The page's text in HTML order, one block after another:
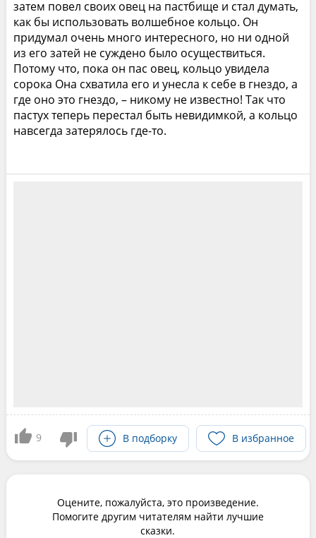
затем повел своих овец на пастбище и стал думать,
как бы использовать волшебное кольцо. Он
придумал очень много интересного, но ни одной
из его затей не суждено было осуществиться.
Потому что, пока он пас овец, кольцо увидела
сорока Она схватила его и унесла к себе в гнездо, а
где оно это гнездо, – никому не известно! Так что
пастух теперь перестал быть невидимкой, а кольцо
навсегда затерялось где-то.
9 В подборку В избранное
Оцените, пожалуйста, это произведение.
Помогите другим читателям найти лучшие
сказки.